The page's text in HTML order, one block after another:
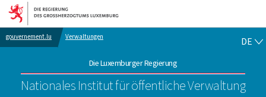
Zur Hauptnavigation
Zum Inhalt
gouvernement.lu Verwaltungen
Die Luxemburger Regierung
Nationales Institut für öffentliche Verwaltung
DE